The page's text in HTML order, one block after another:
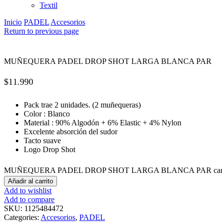
Textil
Inicio PADEL Accesorios
Return to previous page
MUÑEQUERA PADEL DROP SHOT LARGA BLANCA PAR
$11.990
Pack trae 2 unidades. (2 muñequeras)
Color : Blanco
Material : 90% Algodón + 6% Elastic + 4% Nylon
Excelente absorción del sudor
Tacto suave
Logo Drop Shot
MUÑEQUERA PADEL DROP SHOT LARGA BLANCA PAR
Añadir al carrito
Add to wishlist
Add to compare
SKU: 1125484472
Categories: Accesorios, PADEL